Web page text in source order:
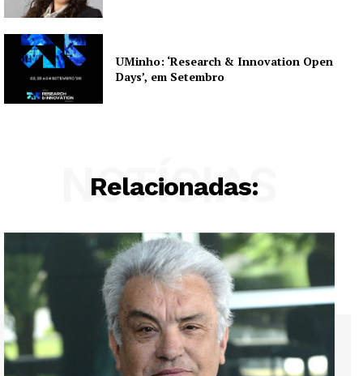
UMinho: ‘Research & Innovation Open
Days’, em Setembro
Relacionadas:
NOTÍCIAS